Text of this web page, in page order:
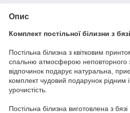
Опис
Комплект постільної білизни з
Постільна білизна з квітковим
спальню атмосферою неповторного
відпочинок подарує натуральна,
комплект чудовий подарунок рідним
урочистість.
Постільна білизна виготовлена з